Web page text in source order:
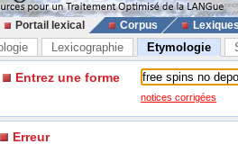
Portail lexical Corpus
Lexicographie Etymologie
Entrez une forme
notices corrigées
Erreur